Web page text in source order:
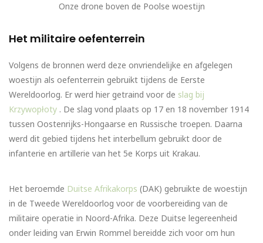
Onze drone boven de Poolse woestijn
Het militaire oefenterrein
Volgens de bronnen werd deze onvriendelijke en afgelegen
woestijn als oefenterrein gebruikt tijdens de Eerste
Wereldoorlog. Er werd hier getraind voor de slag bij
Krzywopłoty . De slag vond plaats op 17 en 18 november 1914
tussen Oostenrijks-Hongaarse en Russische troepen. Daarna
werd dit gebied tijdens het interbellum gebruikt door de
infanterie en artillerie van het 5e Korps uit Krakau.
Het beroemde Duitse Afrikakorps (DAK) gebruikte de woestijn
in de Tweede Wereldoorlog voor de voorbereiding van de
militaire operatie in Noord-Afrika. Deze Duitse legereenheid
onder leiding van Erwin Rommel bereidde zich voor om hun